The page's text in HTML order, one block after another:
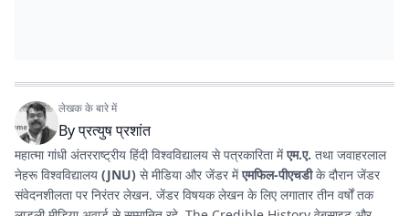
लेखक के बारे में
Byप्रत्युष प्रशांत
महात्मा गांधी अंतरराष्ट्रीय हिंदी विश्वविद्यालय से पत्रकारिता मेंएम.ए. तथा जवाहरलाल
नेहरू विश्वविद्यालय (JNU) से मीडिया और जेंडर मेंएमफिल-पीएचडीके दौरान जेंडर
संवेदनशीलता पर निरंतर लेखन. जेंडर विषयक लेखन के लिए लगातार तीन वर्षों तक